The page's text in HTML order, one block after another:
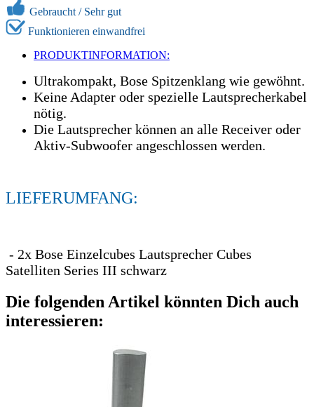
Gebraucht / Sehr gut
Funktionieren einwandfrei
PRODUKTINFORMATION:
Ultrakompakt, Bose Spitzenklang wie gewöhnt.
Keine Adapter oder spezielle Lautsprecherkabel
nötig.
Die Lautsprecher können an alle Receiver oder
Aktiv-Subwoofer angeschlossen werden.
LIEFERUMFANG:
- 2x Bose Einzelcubes Lautsprecher Cubes
Satelliten Series III schwarz
Die folgenden Artikel könnten Dich auch
interessieren: